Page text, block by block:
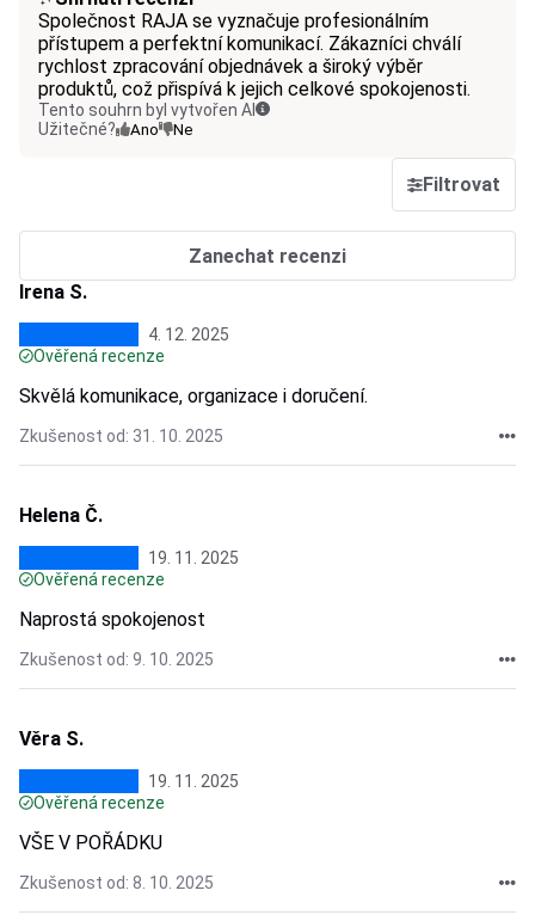
Společnost RAJA se vyznačuje profesionálním
přístupem a perfektní komunikací. Zákazníci chválí
rychlost zpracování objednávek a široký výběr
produktů, což přispívá k jejich celkové spokojenosti.
Tento souhrn byl vytvořen AI
Užitečné?
Ano Ne
Filtrovat
Zanechat recenzi
Irena S.
4. 12. 2025
Ověřená recenze
Skvělá komunikace, organizace i doručení.
Zkušenost od: 31. 10. 2025
Helena Č.
19. 11. 2025
Ověřená recenze
Naprostá spokojenost
Zkušenost od: 9. 10. 2025
Věra S.
19. 11. 2025
Ověřená recenze
VŠE V POŘÁDKU
Zkušenost od: 8. 10. 2025